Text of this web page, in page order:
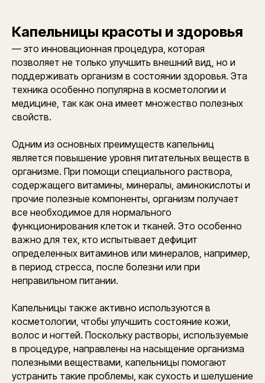
Капельницы красоты и здоровья
— это инновационная процедура, которая
позволяет не только улучшить внешний вид, но и
поддерживать организм в состоянии здоровья. Эта
техника особенно популярна в косметологии и
медицине, так как она имеет множество полезных
свойств.
Одним из основных преимуществ капельниц
является повышение уровня питательных веществ в
организме. При помощи специального раствора,
содержащего витамины, минералы, аминокислоты и
прочие полезные компоненты, организм получает
все необходимое для нормального
функционирования клеток и тканей. Это особенно
важно для тех, кто испытывает дефицит
определенных витаминов или минералов, например,
в период стресса, после болезни или при
неправильном питании.
Капельницы также активно используются в
косметологии, чтобы улучшить состояние кожи,
волос и ногтей. Поскольку растворы, используемые
в процедуре, направлены на насыщение организма
полезными веществами, капельницы помогают
устранить такие проблемы, как сухость и шелушение